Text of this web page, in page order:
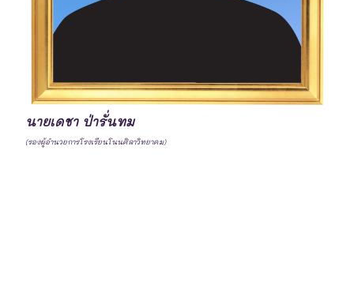
นายเดชา ป่ารั่นทม
(รองผู้อำนวยการโรงเรียนโนนศิลาวิทยาคม)